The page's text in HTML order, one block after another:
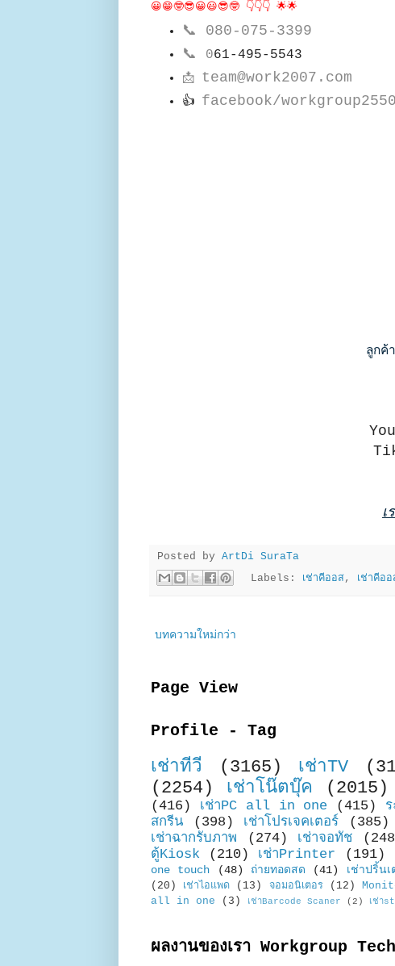
😀😁🤓😎😀😃😎🤓 👇👇👇 🌟🌟
📞 080-075-3399
📞
061-495-5543
📩 team@work2007.com
👍 facebook/workgroup2550
ลูกค้
เ
Posted by ArtDi SuraTa
Labels:
เช่าคีออส, เช่าคีอ
บทความใหม่กว่า
Page View
Profile - Tag
เช่าทีวี (3165) เช่าTV
(2254)
เช่าโน๊ตบุ๊ค (2015)
(416)
เช่าPC all in one (415)
สกรีน
(398) เช่าโปรเจคเตอร์ (385)
เช่าฉากรับภาพ
(274) เช่าจอทัช
ตู้Kiosk
(210) เช่าPrinter (191)
one touch
(48) ถ่ายทอดสด (41) เช่าปริ้นเ
(20)
เช่าไอแพด (13) จอมอนิเตอร (12)
all in one
(3) เช่าBarcode Scaner (2) เช่า
ผลงานของเรา Workgroup Tech